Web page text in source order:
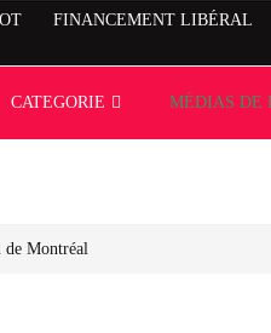
FINANCEMENT LIBÉRAL
CATEGORIE MÉDIAS DE
de Montréal